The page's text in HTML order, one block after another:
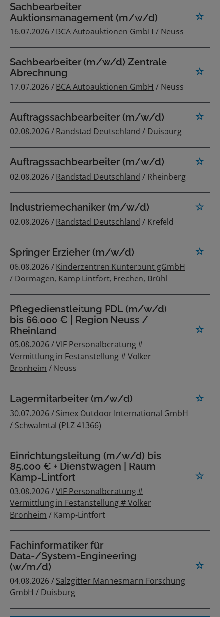
Sachbearbeiter
Auktionsmanagement (m/w/d)
16.07.2026 / BCA Autoauktionen GmbH / Neuss
Sachbearbeiter (m/w/d) Zentrale
Abrechnung
17.07.2026 / BCA Autoauktionen GmbH / Neuss
Auftragssachbearbeiter (m/w/d)
02.08.2026 / Randstad Deutschland / Duisburg
Auftragssachbearbeiter (m/w/d)
02.08.2026 / Randstad Deutschland / Rheinberg
Industriemechaniker (m/w/d)
02.08.2026 / Randstad Deutschland / Krefeld
Springer Erzieher (m/w/d)
06.08.2026 / Kinderzentren Kunterbunt gGmbH
/ Dormagen, Kamp Lintfort, Frechen, Brühl
Pflegedienstleitung PDL (m/w/d)
bis 66.000 € | Region Neuss /
Rheinland
05.08.2026 /VIF Personalberatung #
Vermittlung in Festanstellung # Volker
Bronheim / Neuss
Lagermitarbeiter (m/w/d)
30.07.2026 / Simex Outdoor International GmbH
/ Schwalmtal (PLZ 41366)
Einrichtungsleitung (m/w/d) bis
85.000 € + Dienstwagen | Raum
Kamp-Lintfort
03.08.2026 /VIF Personalberatung #
Vermittlung in Festanstellung # Volker
Bronheim / Kamp-Lintfort
Fachinformatiker für
Data-/System-Engineering
(w/m/d)
04.08.2026 / Salzgitter Mannesmann Forschung
GmbH / Duisburg